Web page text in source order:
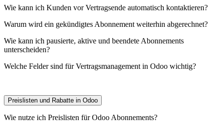
Wie kann ich Kunden vor Vertragsende automatisch kontaktieren?
Warum wird ein gekündigtes Abonnement weiterhin abgerechnet?
Wie kann ich pausierte, aktive und beendete Abonnements
unterscheiden?
Welche Felder sind für Vertragsmanagement in Odoo wichtig?
Preislisten und Rabatte in Odoo
Wie nutze ich Preislisten für Odoo Abonnements?